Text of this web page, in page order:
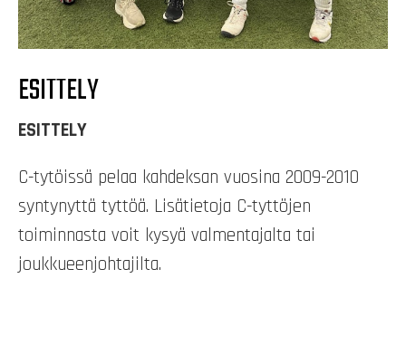
ESITTELY
ESITTELY
C-tytöissä pelaa kahdeksan vuosina 2009-2010
syntynyttä tyttöä. Lisätietoja C-tyttöjen
toiminnasta voit kysyä valmentajalta tai
joukkueenjohtajilta.